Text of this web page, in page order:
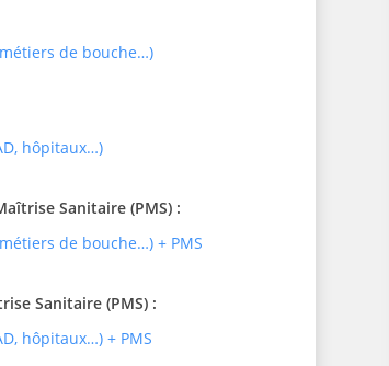
de bouche…)
hôpitaux…)
Sanitaire (PMS) :
de bouche…) + PMS
Sanitaire (PMS) :
hôpitaux…) + PMS